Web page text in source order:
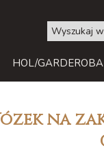
HOL/GARDEROBA
na